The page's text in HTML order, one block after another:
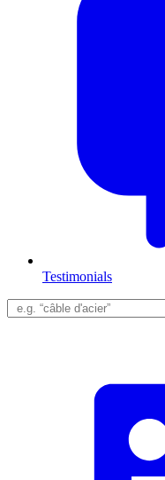
Testimonials